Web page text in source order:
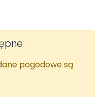
pogodowe są